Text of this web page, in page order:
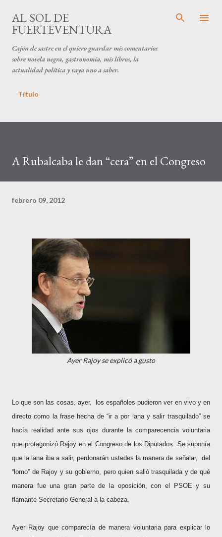
AL SOL DE
FUERTEVENTURA
Cajón de sastre en el quiero guardar mis comentarios
sobre novela negra, gastronomía, mis libros, la
actualidad política y vaya uno a saber.
Título
A Rubalcaba le dan “cera” en el Congreso
febrero 09, 2012
Ayer Rajoy se explicó a gusto
Lo que son las cosas, ayer,
los españoles pudieron ver en vivo y en
directo como la frase hecha de “ir a por lana y salir trasquilado” se
hacía realidad ante sus ojos durante la comparecencia voluntaria
que protagonizó Rajoy en el Congreso de los Diputados. Se suponía
que la lana iba a salir, perdonarán ustedes la manera de señalar,
del
“lomo” de Rajoy y su gobierno, pero quien salió trasquilada y de qué
manera fue una gran parte de la oposición, con el PSOE y su
flamante Secretario General a la cabeza.
Ayer Rajoy que comparecía de manera voluntaria para explicar lo